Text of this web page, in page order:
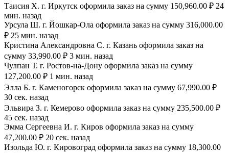
Таисия Х. г. Иркутск оформила заказ на сумму 150,960.00 ₽ 24
мин. назад
Урсула Ш. г. Йошкар-Ола оформила заказ на сумму 316,000.00
₽ 25 мин. назад
Кристина Александровна С. г. Казань оформила заказ на
сумму 33,990.00 ₽ 3 мин. назад
Чулпан Т. г. Ростов-на-Дону оформила заказ на сумму
127,200.00 ₽ 1 мин. назад
Элла Б. г. Каменогорск оформила заказ на сумму 67,990.00 ₽
30 сек. назад
Эльвира З. г. Кемерово оформила заказ на сумму 235,500.00 ₽
45 сек. назад
Эмма Сергеевна И. г. Киров оформила заказ на сумму
47,200.00 ₽ 20 сек. назад
Изольда Ю. г. Кировоград оформила заказ на сумму 18,300.00